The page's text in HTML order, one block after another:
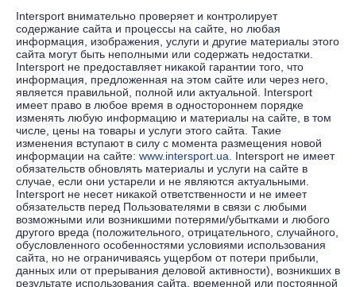
Intersport внимательно проверяет и контролирует
содержание сайта и процессы на сайте, но любая
информация, изображения, услуги и другие материалы этого
сайта могут быть неполными или содержать недостатки.
Intersport не предоставляет никакой гарантии того, что
информация, предложенная на этом сайте или через него,
является правильной, полной или актуальной. Intersport
имеет право в любое время в одностороннем порядке
изменять любую информацию и материалы на сайте, в том
числе, цены на товары и услуги этого сайта. Такие
изменения вступают в силу с момента размещения новой
информации на сайте: www.intersport.ua.
Intersport не имеет
обязательств обновлять материалы и услуги на сайте в
случае, если они устарели и не являются актуальными.
Intersport не несет никакой ответственности и не имеет
обязательств перед Пользователями в связи с любыми
возможными или возникшими потерями/убытками и любого
другого вреда (положительного, отрицательного, случайного,
обусловленного особенностями условиями использования
сайта, но не ограничиваясь ущербом от потери прибыли,
данных или от прерывания деловой активности), возникших в
результате использования сайта, временной или постоянной